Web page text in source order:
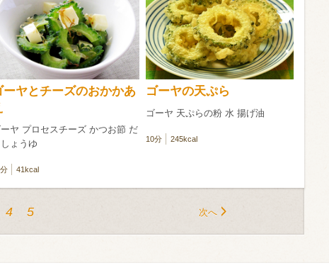
ーヤとチーズのおかかあ
ヤ プロセスチーズ かつお節 だ
しょうゆ
41kcal
ゴーヤの天ぷら
ゴーヤ 天ぷらの粉 水 揚げ油
10分 245kcal
次へ
4 5